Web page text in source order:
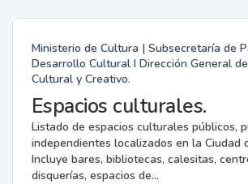
Ministerio de Cultura | Subsecretaría de
Desarrollo Cultural I Dirección General
Cultural y Creativo.
Espacios culturales.
Listado de espacios culturales públicos,
independientes localizados en la Ciudad
Incluye bares, bibliotecas, calesitas,
disquerías, espacios de...